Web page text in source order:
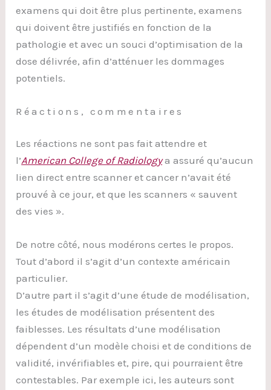
examens qui doit être plus pertinente, examens
qui doivent être justifiés en fonction de la
pathologie et avec un souci d’optimisation de la
dose délivrée, afin d’atténuer les dommages
potentiels.
Réactions, commentaires
Les réactions ne sont pas fait attendre et
l’American College of Radiologya assuré qu’aucun
lien direct entre scanner et cancer n’avait été
prouvé à ce jour, et que les scanners « sauvent
des vies ».
De notre côté, nous modérons certes le propos.
Tout d’abord il s’agit d’un contexte américain
particulier.
D’autre part il s’agit d’une étude de modélisation,
les études de modélisation présentent des
faiblesses. Les résultats d’une modélisation
dépendent d’un modèle choisi et de conditions de
validité, invérifiables et, pire, qui pourraient être
contestables. Par exemple ici, les auteurs sont